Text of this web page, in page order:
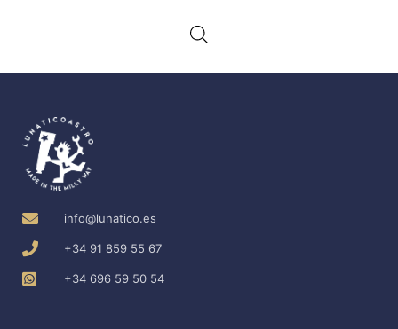
info@lunatico.es
+34 91 859 55 67
+34 696 59 50 54